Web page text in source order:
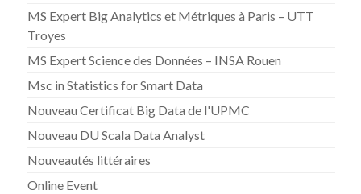
MS Expert Big Analytics et Métriques à Paris – UTT
Troyes
MS Expert Science des Données – INSA Rouen
Msc in Statistics for Smart Data
Nouveau Certificat Big Data de l'UPMC
Nouveau DU Scala Data Analyst
Nouveautés littéraires
Online Event